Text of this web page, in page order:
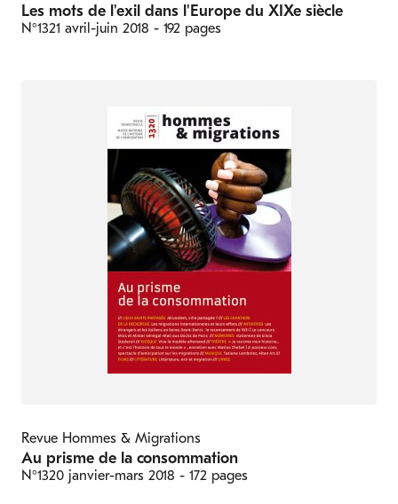
Les mots de l'exil dans l'Europe du XIXe siècle
N°1321 avril-juin 2018 - 192 pages
Revue Hommes & Migrations
Au prisme de la consommation
N°1320 janvier-mars 2018 - 172 pages